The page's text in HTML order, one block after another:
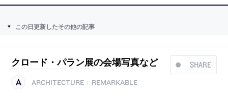
この日更新したその他の記事
SHARE
クロード・パラン展の会場写真など
ARCHITECTURE REMARKABLE